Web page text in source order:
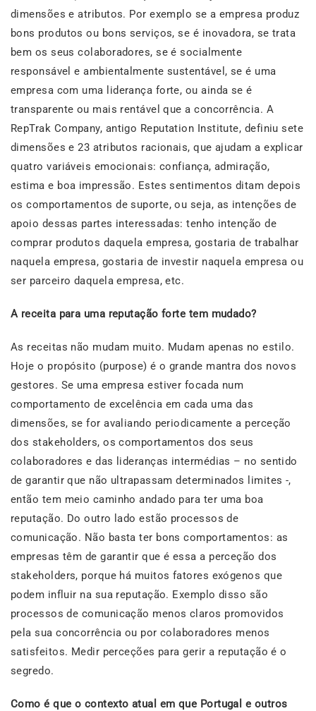
dimensões e atributos. Por exemplo se a empresa produz
bons produtos ou bons serviços, se é inovadora, se trata
bem os seus colaboradores, se é socialmente
responsável e ambientalmente sustentável, se é uma
empresa com uma liderança forte, ou ainda se é
transparente ou mais rentável que a concorrência. A
RepTrak Company, antigo Reputation Institute, definiu sete
dimensões e 23 atributos racionais, que ajudam a explicar
quatro variáveis emocionais: confiança, admiração,
estima e boa impressão. Estes sentimentos ditam depois
os comportamentos de suporte, ou seja, as intenções de
apoio dessas partes interessadas: tenho intenção de
comprar produtos daquela empresa, gostaria de trabalhar
naquela empresa, gostaria de investir naquela empresa ou
ser parceiro daquela empresa, etc.
A receita para uma reputação forte tem mudado?
As receitas não mudam muito. Mudam apenas no estilo.
Hoje o propósito (purpose) é o grande mantra dos novos
gestores. Se uma empresa estiver focada num
comportamento de excelência em cada uma das
dimensões, se for avaliando periodicamente a perceção
dos stakeholders, os comportamentos dos seus
colaboradores e das lideranças intermédias – no sentido
de garantir que não ultrapassam determinados limites -,
então tem meio caminho andado para ter uma boa
reputação. Do outro lado estão processos de
comunicação. Não basta ter bons comportamentos: as
empresas têm de garantir que é essa a perceção dos
stakeholders, porque há muitos fatores exógenos que
podem influir na sua reputação. Exemplo disso são
processos de comunicação menos claros promovidos
pela sua concorrência ou por colaboradores menos
satisfeitos. Medir perceções para gerir a reputação é o
segredo.
Como é que o contexto atual em que Portugal e outros